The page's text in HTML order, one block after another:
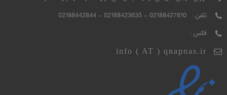
تلفن : 02188427610 - 02188423635 - 02188442844
فکس :
info ( AT ) qnapnas.ir